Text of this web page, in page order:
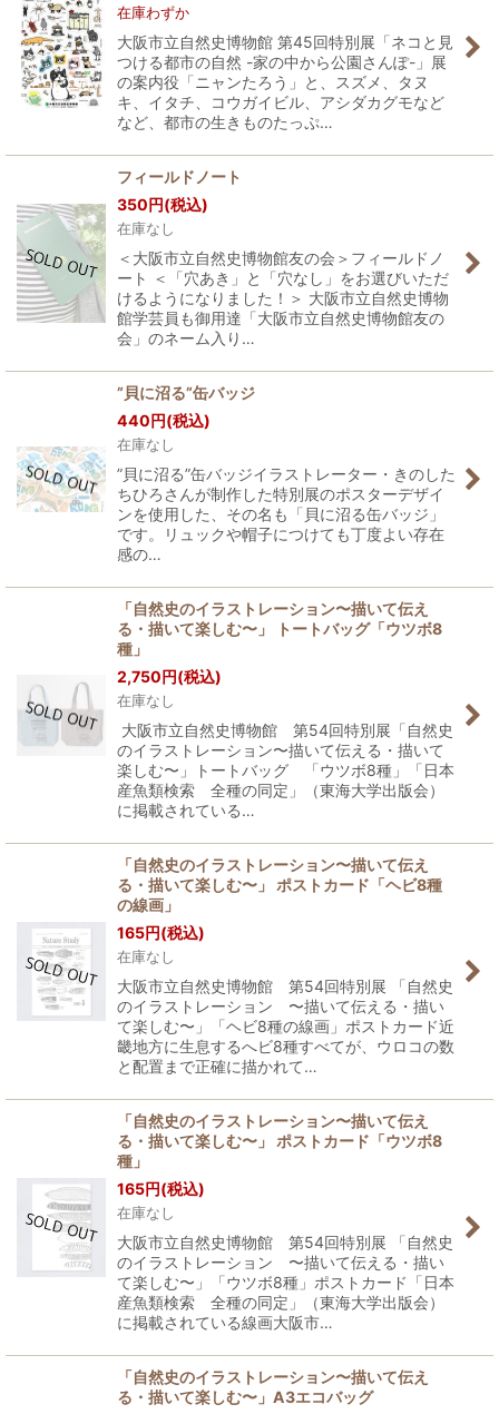
在庫わずか
大阪市立自然史博物館 第45回特別展「ネコと見
つける都市の自然 -家の中から公園さんぽ-」展
の案内役「ニャンたろう」と、スズメ、タヌ
キ、イタチ、コウガイビル、アシダカグモなど
など、都市の生きものたっぷ…
フィールドノート
350円(税込)
在庫なし
＜大阪市立自然史博物館友の会＞フィールドノ
ート ＜「穴あき」と「穴なし」をお選びいただ
けるようになりました！＞ 大阪市立自然史博物
館学芸員も御用達「大阪市立自然史博物館友の
会」のネーム入り…
”貝に沼る”缶バッジ
440円(税込)
在庫なし
”貝に沼る”缶バッジイラストレーター・きのした
ちひろさんが制作した特別展のポスターデザイ
ンを使用した、その名も「貝に沼る缶バッジ」
です。リュックや帽子につけても丁度よい存在
感の…
「自然史のイラストレーション〜描いて伝え
る・描いて楽しむ〜」 トートバッグ「ウツボ8
種」
2,750円(税込)
在庫なし
大阪市立自然史博物館 第54回特別展「自然史
のイラストレーション〜描いて伝える・描いて
楽しむ〜」トートバッグ 「ウツボ8種」「日本
産魚類検索 全種の同定」（東海大学出版会）
に掲載されている…
「自然史のイラストレーション〜描いて伝え
る・描いて楽しむ〜」 ポストカード「ヘビ8種
の線画」
165円(税込)
在庫なし
大阪市立自然史博物館 第54回特別展 「自然史
のイラストレーション 〜描いて伝える・描い
て楽しむ〜」「ヘビ8種の線画」ポストカード近
畿地方に生息するへビ8種すべてが、ウロコの数
と配置まで正確に描かれて…
「自然史のイラストレーション〜描いて伝え
る・描いて楽しむ〜」 ポストカード「ウツボ8
種」
165円(税込)
在庫なし
大阪市立自然史博物館 第54回特別展 「自然史
のイラストレーション 〜描いて伝える・描い
て楽しむ〜」「ウツボ8種」ポストカード「日本
産魚類検索 全種の同定」（東海大学出版会）
に掲載されている線画大阪市…
「自然史のイラストレーション〜描いて伝え
る・描いて楽しむ〜」A3エコバッグ